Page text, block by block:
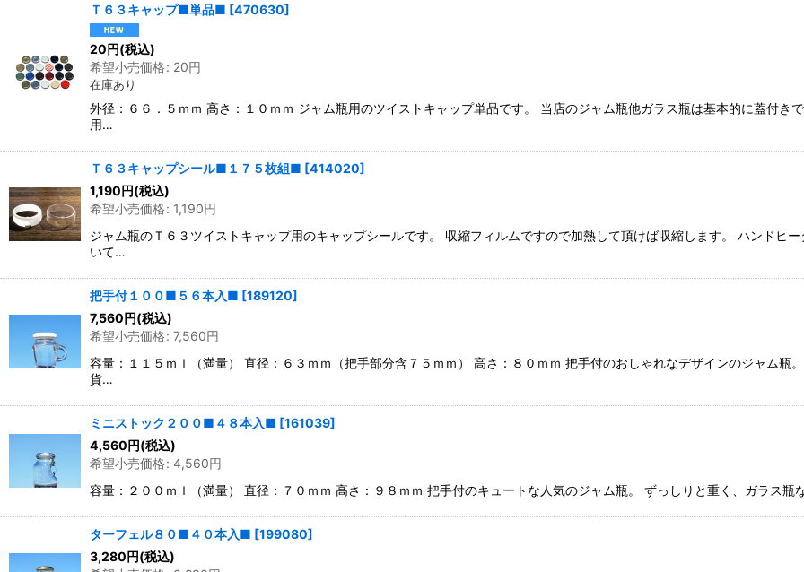
Ｔ６３キャップ■単品■ [470630]
20円(税込)
希望小売価格: 20円
在庫あり
外径：６６．５ｍｍ 高さ：１０ｍｍ ジャム瓶用のツイストキャップ単品です。 当店のジャム瓶他ガラス瓶は基本的に蓋付き
用…
Ｔ６３キャップシール■１７５枚組■ [414020]
1,190円(税込)
希望小売価格: 1,190円
ジャム瓶のＴ６３ツイストキャップ用のキャップシールです。 収縮フィルムですので加熱して頂けば収縮します。 ハンドヒ
いて…
把手付１００■５６本入■ [189120]
7,560円(税込)
希望小売価格: 7,560円
容量：１１５ｍｌ（満量） 直径：６３ｍｍ（把手部分含７５ｍｍ） 高さ：８０ｍｍ 把手付のおしゃれなデザインのジャム瓶
貨…
ミニストック２００■４８本入■ [161039]
4,560円(税込)
希望小売価格: 4,560円
容量：２００ｍｌ（満量） 直径：７０ｍｍ 高さ：９８ｍｍ 把手付のキュートな人気のジャム瓶。 ずっしりと重く、ガラス瓶
ターフェル８０■４０本入■ [199080]
3,280円(税込)